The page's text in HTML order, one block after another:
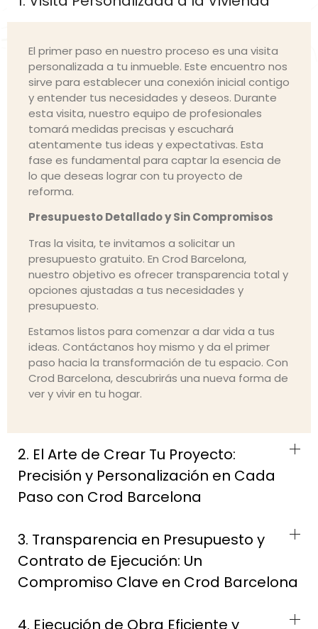
El primer paso en nuestro proceso es una visita
personalizada a tu inmueble. Este encuentro nos
sirve para establecer una conexión inicial contigo
y entender tus necesidades y deseos. Durante
esta visita, nuestro equipo de profesionales
tomará medidas precisas y escuchará
atentamente tus ideas y expectativas. Esta
fase es fundamental para captar la esencia de
lo que deseas lograr con tu proyecto de
reforma.
Presupuesto Detallado y Sin Compromisos
Tras la visita, te invitamos a solicitar un
presupuesto gratuito. En Crod Barcelona,
nuestro objetivo es ofrecer transparencia total y
opciones ajustadas a tus necesidades y
presupuesto.
Estamos listos para comenzar a dar vida a tus
ideas. Contáctanos hoy mismo y da el primer
paso hacia la transformación de tu espacio. Con
Crod Barcelona, descubrirás una nueva forma de
ver y vivir en tu hogar.
2. El Arte de Crear Tu Proyecto:
Precisión y Personalización en Cada
Paso con Crod Barcelona
3. Transparencia en Presupuesto y
Contrato de Ejecución: Un
Compromiso Clave en Crod Barcelona
4. Ejecución de Obra Eficiente y